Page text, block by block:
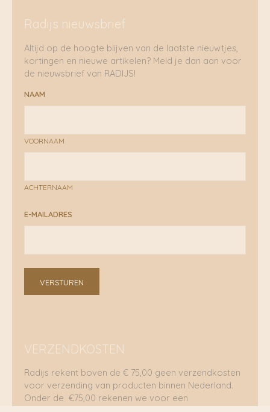
Radijs nieuwsbrief
Altijd op de hoogte blijven van de laatste nieuwtjes,
kortingen en nieuwe artikelen? Meld je dan aan voor
de nieuwsbrief van RADIJS!
NAAM
VOORNAAM
ACHTERNAAM
E-MAILADRES
VERSTUREN
VERZENDKOSTEN
Radijs rekent boven de € 75,00 geen verzendkosten
voor verzending van producten binnen Nederland.
Onder de €75,00 rekenen we voor een